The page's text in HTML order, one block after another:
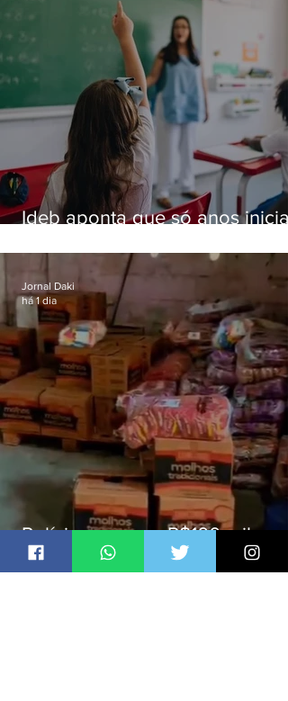
Ideb aponta que só anos
educação
Polícia recupera R$100 mil em
carga roubada na Baixada
Fluminense
Jornal Daki
há 1 dia